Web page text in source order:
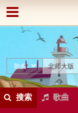
搜索 歌曲